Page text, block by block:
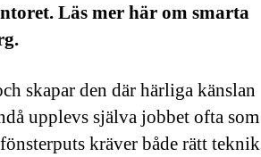
Läs mer här om smarta
skapar den där härliga känslan
upplevs själva jobbet ofta som
kräver både rätt teknik